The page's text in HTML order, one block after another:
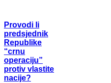
Provodi li
predsjednik
Republike
“crnu
operaciju”
protiv vlastite
nacije?